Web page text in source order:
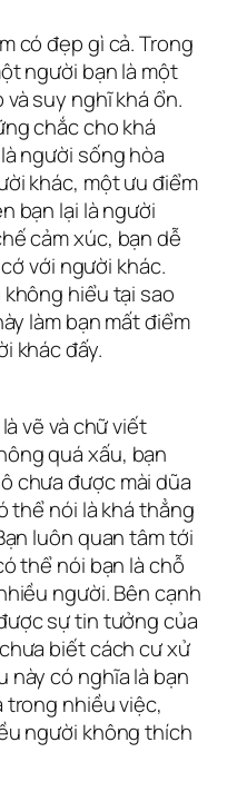
có đẹp gì cả. Trong
người bạn là một
suy nghĩ khá ổn.
chắc cho khá
người sống hòa
khác, một ưu điểm
bạn lại là người
cảm xúc, bạn dễ
với người khác.
hiểu tại sao
làm bạn mất điểm
khác đấy.
vẽ và chữ viết
quá xấu, bạn
chưa được mài dũa
thể nói là khá thẳng
luôn quan tâm tới
thể nói bạn là chỗ
người. Bên cạnh
sự tin tưởng của
biết cách cư xử
này có nghĩa là bạn
nhiều việc,
người không thích